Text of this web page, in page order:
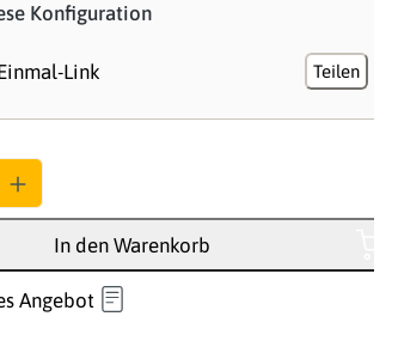
Konfiguration
Link Teilen
In den Warenkorb
Angebot